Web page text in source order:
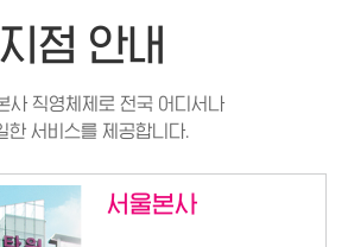
지점 안내
사 직영체제로 전국 어디서나
한 서비스를 제공합니다.
서울본사